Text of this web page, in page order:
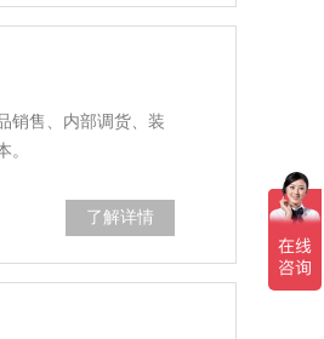
销售、内部调货、装
。
了解详情